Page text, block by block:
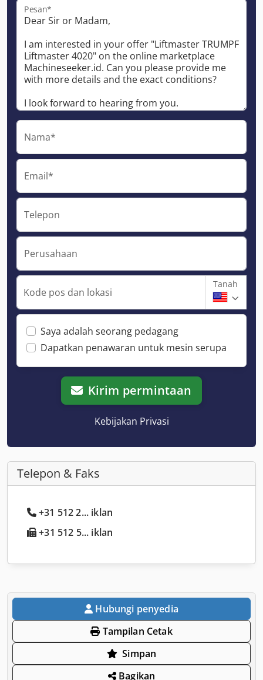
Pesan*
Nama*
Email*
Telepon
Perusahaan
Kode pos dan lokasi
Tanah
Saya adalah seorang pedagang
Dapatkan penawaran untuk mesin serupa
Kirim permintaan
Kebijakan Privasi
Telepon & Faks
+31 512 2... iklan
+31 512 5... iklan
Hubungi penyedia
Tampilan Cetak
Simpan
Bagikan